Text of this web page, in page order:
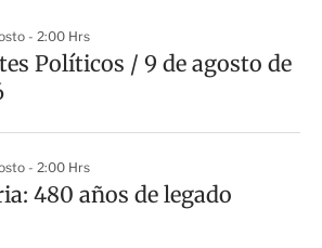
- 2:00 Hrs
Políticos / 9 de agosto de
- 2:00 Hrs
480 años de legado